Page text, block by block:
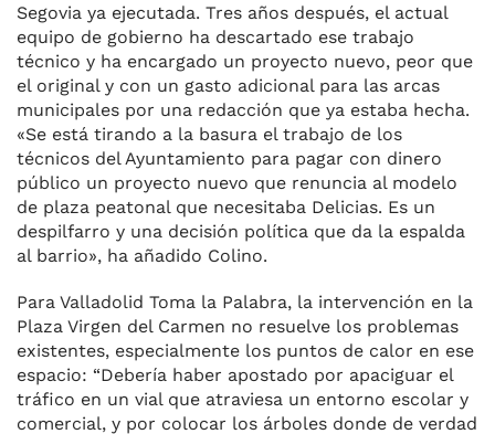
Segovia ya ejecutada. Tres años después, el actual
equipo de gobierno ha descartado ese trabajo
técnico y ha encargado un proyecto nuevo, peor que
el original y con un gasto adicional para las arcas
municipales por una redacción que ya estaba hecha.
«Se está tirando a la basura el trabajo de los
técnicos del Ayuntamiento para pagar con dinero
público un proyecto nuevo que renuncia al modelo
de plaza peatonal que necesitaba Delicias. Es un
despilfarro y una decisión política que da la espalda
al barrio», ha añadido Colino.
Para Valladolid Toma la Palabra, la intervención en la
Plaza Virgen del Carmen no resuelve los problemas
existentes, especialmente los puntos de calor en ese
espacio: “Debería haber apostado por apaciguar el
tráfico en un vial que atraviesa un entorno escolar y
comercial, y por colocar los árboles donde de verdad